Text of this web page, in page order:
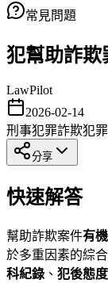
常見問題
犯幫助詐欺
LawPilot
2026-02-14
刑事犯罪詐欺犯罪
分享
快速解答
幫助詐欺案件有
於多重因素的綜
科紀錄 、 犯後態度